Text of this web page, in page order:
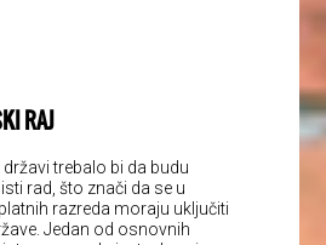
RAJ
trebalo bi da budu
rad, što znači da se u
razreda moraju uključiti
Jedan od osnovnih